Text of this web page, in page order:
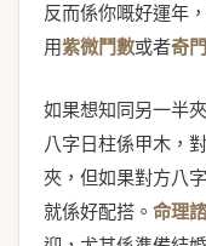
反而係你嘅好運年
用紫微鬥數或者奇
如果想知同另一半
八字日柱係甲木，
夾，但如果對方八
就係好配搭。 命理